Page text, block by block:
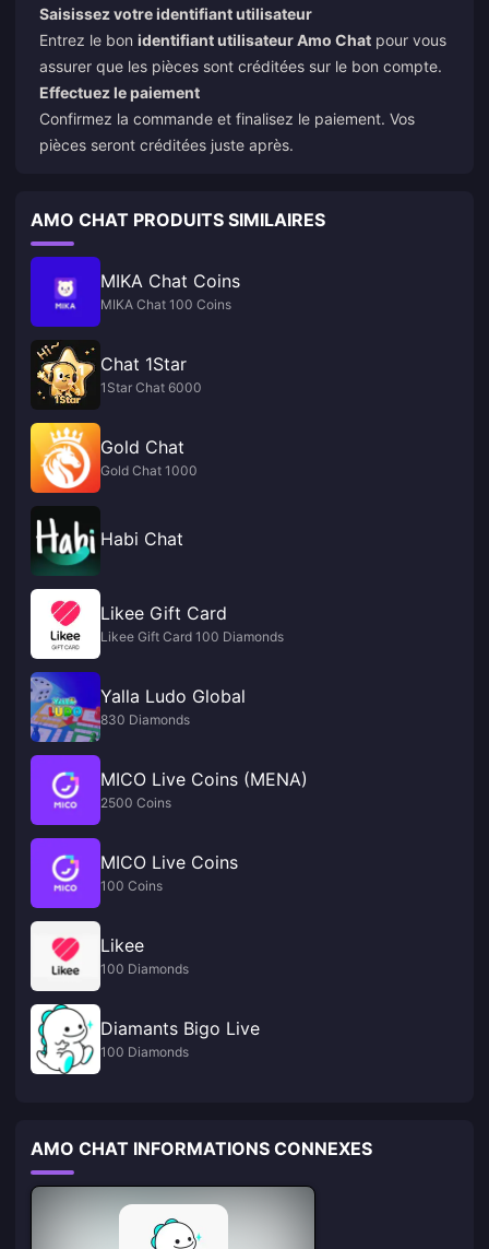
Saisissez votre identifiant utilisateur
Entrez le bon identifiant utilisateur Amo Chat pour vous
assurer que les pièces sont créditées sur le bon compte.
Effectuez le paiement
Confirmez la commande et finalisez le paiement. Vos
pièces seront créditées juste après.
AMO CHAT PRODUITS SIMILAIRES
MIKA Chat Coins
MIKA Chat 100 Coins
Chat 1Star
1Star Chat 6000
Gold Chat
Gold Chat 1000
Habi Chat
Likee Gift Card
Likee Gift Card 100 Diamonds
Yalla Ludo Global
830 Diamonds
MICO Live Coins (MENA)
2500 Coins
MICO Live Coins
100 Coins
Likee
100 Diamonds
Diamants Bigo Live
100 Diamonds
AMO CHAT INFORMATIONS CONNEXES